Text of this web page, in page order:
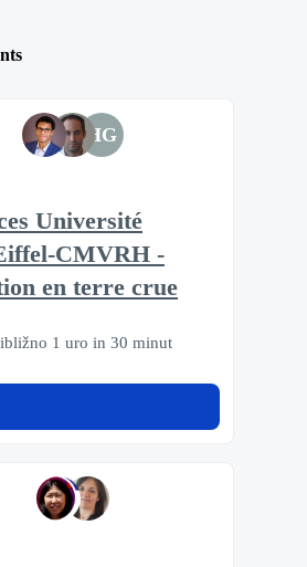
HG
Université
CMVRH -
en terre crue
1 uro in 30 minut